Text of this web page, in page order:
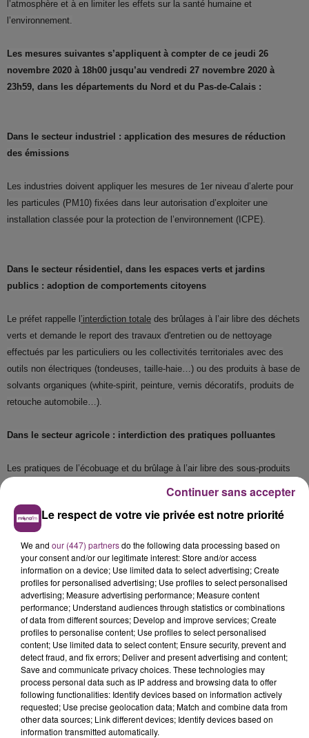
l’atmosphère et à en limiter les effets sur la santé humaine et
l’environnement.
Les mesures suivantes s’appliquent à compter de ce jeudi 26
novembre 2020 à 18h00 jusqu’au vendredi 27 novembre 2020 à
23h59, dans les départements du Nord et du Pas-de-Calais :
Dans le secteur industriel : application des mesures de réduction
des émissions
Les industries doivent appliquer les mesures de 1er niveau d’alerte pour
les particules (PM10) fixées dans leur autorisation d’exploiter une
installation classée pour la protection de l’environnement (ICPE).
Dans le secteur résidentiel, dans les espaces verts et jardins
publics : adoption de comportements citoyens
Le préfet rappelle l’interdiction totale des brûlages à l’air libre des déchets
verts et demande le report des travaux d'entretien ou de nettoyage
effectués par les particuliers ou les collectivités territoriales avec des
outils non électriques (tondeuses, taille-haie…) ou des produits à base de
solvants organiques (white-spirit, peinture, vernis décoratifs, produits de
retouche automobile…).
Dans le secteur agricole : interdiction des pratiques polluantes
Les pratiques de l’écobuage et du brûlage à l’air libre des sous-produits
Les mesures pourront être reconduites en fonction de l’évolution de la
situation.
Les prévisions sur l’évolution de la qualité de l’air sont disponibles sur le
site internet de l’association agréée de surveillance de la qualité de l’air
(Atmo)www.atmo-hdf.fr
Le respect de votre vie privée est notre priorité
We and our (447) partnersdo the following data processing based on
your consent and/or our legitimate interest: Store and/or access
information on a device; Use limited data to select advertising; Create
profiles for personalised advertising; Use profiles to select personalised
advertising; Measure advertising performance; Measure content
performance; Understand audiences through statistics or combinations
of data from different sources; Develop and improve services; Create
profiles to personalise content; Use profiles to select personalised
content; Use limited data to select content; Ensure security, prevent and
detect fraud, and fix errors; Deliver and present advertising and content;
Save and communicate privacy choices. These technologies may
process personal data such as IP address and browsing data to offer
following functionalities: Identify devices based on information actively
requested; Use precise geolocation data; Match and combine data from
other data sources; Link different devices; Identify devices based on
information transmitted automatically.
Continuer sans accepter